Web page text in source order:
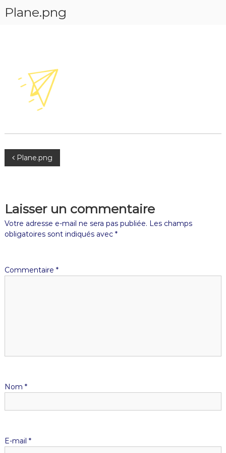
Plane.png
Plane.png
Laisser un commentaire
Votre adresse e-mail ne sera pas publiée. Les champs
obligatoires sont indiqués avec *
Commentaire *
Nom *
E-mail *